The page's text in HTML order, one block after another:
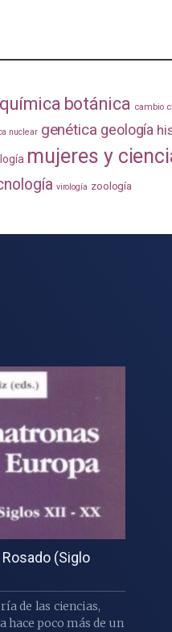
botánica cambio
nuclear genética geología
mujeres y
virología zoología
(Siglo
de las ciencias,
hace poco más de un